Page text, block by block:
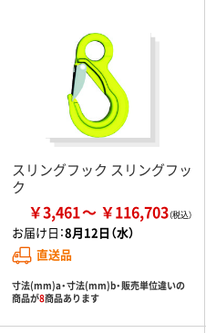
スリングフック スリングフッ
ク
￥3,461 ￥116,703
お届け日：8月12日（水）
直送品
寸法(mm)a・寸法(mm)b・販売単位違いの
商品が8商品あります